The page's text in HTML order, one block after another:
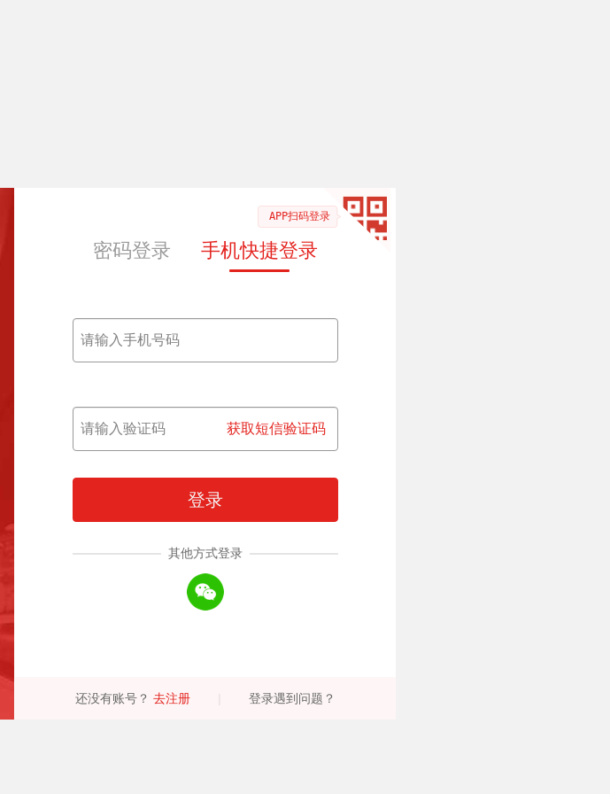
APP扫码登录
密码登录 手机快捷登录
获取短信验证码
登录
其他方式登录
还没有账号？ 去注册 登录遇到问题？